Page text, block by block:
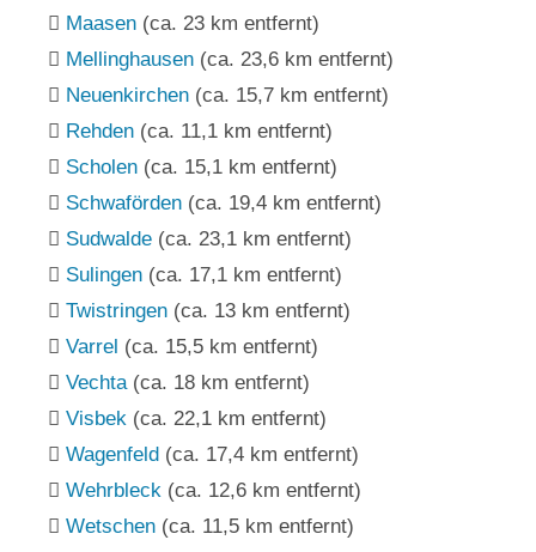
Maasen (ca. 23 km entfernt)
Mellinghausen (ca. 23,6 km entfernt)
Neuenkirchen (ca. 15,7 km entfernt)
Rehden (ca. 11,1 km entfernt)
Scholen (ca. 15,1 km entfernt)
Schwaförden (ca. 19,4 km entfernt)
Sudwalde (ca. 23,1 km entfernt)
Sulingen (ca. 17,1 km entfernt)
Twistringen (ca. 13 km entfernt)
Varrel (ca. 15,5 km entfernt)
Vechta (ca. 18 km entfernt)
Visbek (ca. 22,1 km entfernt)
Wagenfeld (ca. 17,4 km entfernt)
Wehrbleck (ca. 12,6 km entfernt)
Wetschen (ca. 11,5 km entfernt)